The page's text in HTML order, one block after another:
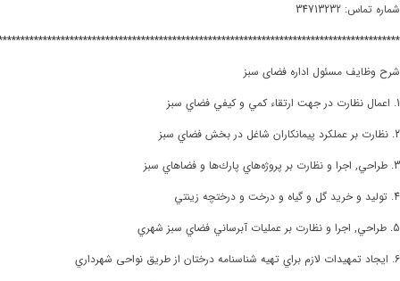
شماره تماس: 34713232
شرح وظایف مسئول اداره فضای سبز
1. اعمال نظارت در جهت ارتقاء كمي و كيفي فضاي سبز
2. نظارت بر عملكرد پيمانكاران شاغل در بخش فضاي سبز
3. طراحي, اجرا و نظارت بر پروژه‌هاي پارك‌ها و فضاهاي سبز
4. توليد و خريد گل و گياه و درخت و درختچه زينتي
5. طراحي, اجرا و نظارت بر عمليات آبرساني فضاي سبز شهري
6. ايجاد تمهيدات لازم براي تهيه شناسنامه درختان از طريق نواحی شهرداري